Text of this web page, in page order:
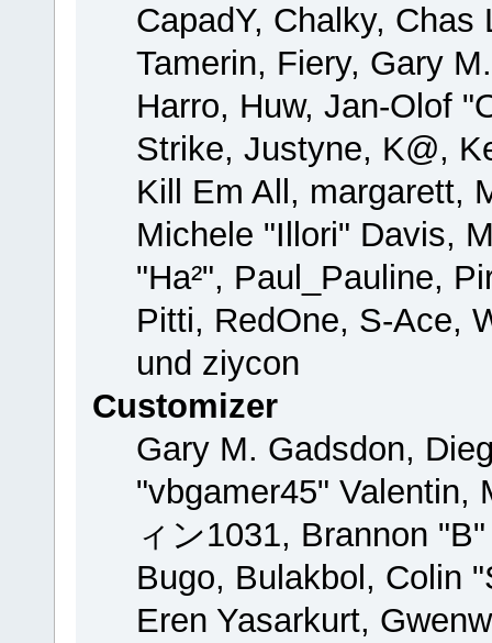
CapadY, Chalky,
Tamerin, Fiery, Gary
Harro, Huw, Jan-Olof
Strike, Justyne, K@,
Kill Em All, margarett,
Michele "Illori" Davis,
"Ha²", Paul_Pauline,
Pitti, RedOne, S-Ace,
und ziycon
Customizer
Gary M. Gadsdon,
"vbgamer45"
ィン1031, Brannon
Bugo, Bulakbol, Colin
Eren Yasarkurt,